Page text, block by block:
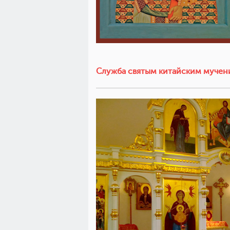
Cлужба святым китайским